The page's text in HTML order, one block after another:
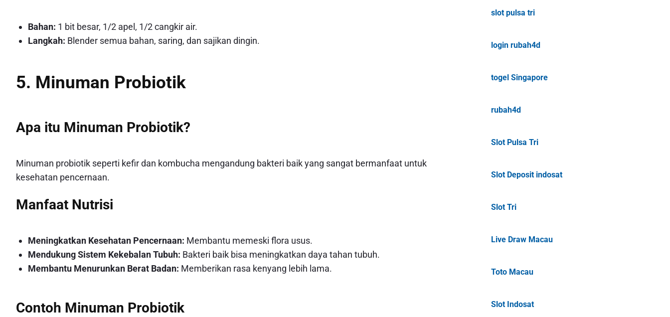
Bahan: 1 bit besar, 1/2 apel, 1/2 cangkir air.
Langkah: Blender semua bahan, saring, dan sajikan dingin.
5. Minuman Probiotik
Apa itu Minuman Probiotik?
Minuman probiotik seperti kefir dan kombucha mengandung bakteri baik yang sangat bermanfaat untuk
kesehatan pencernaan.
Manfaat Nutrisi
Meningkatkan Kesehatan Pencernaan: Membantu memeski flora usus.
Mendukung Sistem Kekebalan Tubuh: Bakteri baik bisa meningkatkan daya tahan tubuh.
Membantu Menurunkan Berat Badan: Memberikan rasa kenyang lebih lama.
Contoh Minuman Probiotik
slot pulsa tri
login rubah4d
togel Singapore
rubah4d
Slot Pulsa Tri
Slot Deposit indosat
Slot Tri
Live Draw Macau
Toto Macau
Slot Indosat